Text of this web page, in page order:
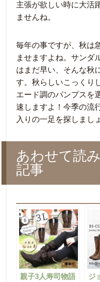
主張が欲しい時に大活
ませんね。
毎年の事ですが、秋は
ませますよね。サンダ
はまだ早い、そんな秋
す。秋らしいこっくり
エード調のパンプスを
速しますよ！今季の流
入りの一足を探しまし
あわせて読
記事
親子3人寿司物語
ジ